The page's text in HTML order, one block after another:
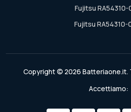
Fujitsu RA54310-
Fujitsu RA54310-
Copyright © 2026 Batteriaone.it.
Accettiamo: